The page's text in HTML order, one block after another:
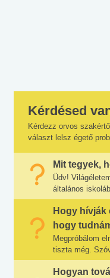
Kérdésed
Kérdezz orvos
választ lelsz égető
Mit tegyek,
Üdv!
általános
Hogy hívják
hogy
Megpróbálom
tiszta még.
Hogyan